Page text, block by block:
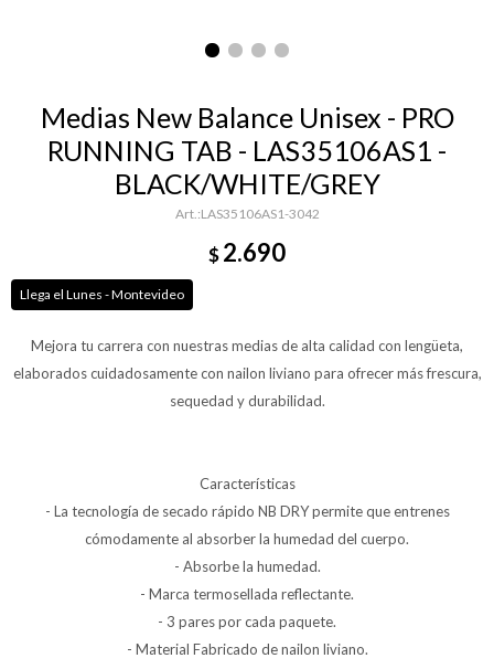
Medias New Balance Unisex - PRO
RUNNING TAB - LAS35106AS1 -
BLACK/WHITE/GREY
LAS35106AS1-3042
$2.690
Llega el Lunes - Montevideo
Mejora tu carrera con nuestras medias de alta calidad con lengüeta,
elaborados cuidadosamente con nailon liviano para ofrecer más frescura,
sequedad y durabilidad.
Características
- La tecnología de secado rápido NB DRY permite que entrenes
cómodamente al absorber la humedad del cuerpo.
- Absorbe la humedad.
- Marca termosellada reflectante.
- 3 pares por cada paquete.
- Material Fabricado de nailon liviano.